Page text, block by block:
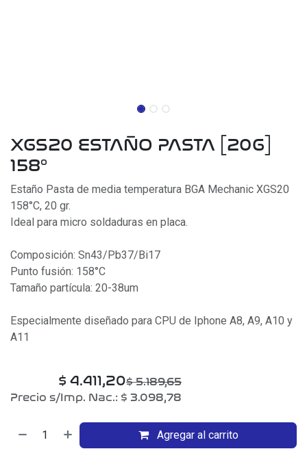
XGS20 ESTAÑO PASTA [20G]
158°
Estaño Pasta de media temperatura BGA Mechanic XGS20
158°C, 20 gr.
Ideal para micro soldaduras en placa.
Composición: Sn43/Pb37/Bi17
Punto fusión: 158°C
Tamaño partícula: 20-38um
Especialmente diseñado para CPU de Iphone A8, A9, A10 y
A11
$ 4.411,20$5.189,65
Precio s/Imp. Nac.: $ 3.098,78
Agregar al carrito